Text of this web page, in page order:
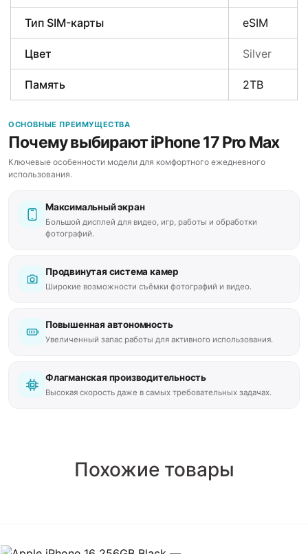
Тип SIM-карты eSIM
Цвет Silver
Память 2TB
ОСНОВНЫЕ ПРЕИМУЩЕСТВА
Почему выбирают iPhone 17 Pro Max
Ключевые особенности модели для комфортного ежедневного
использования.
Максимальный экран
Большой дисплей для видео, игр, работы и обработки
фотографий.
Продвинутая система камер
Широкие возможности съёмки фотографий и видео.
Повышенная автономность
Увеличенный запас работы для активного использования.
Флагманская производительность
Высокая скорость даже в самых требовательных задачах.
Похожие товары